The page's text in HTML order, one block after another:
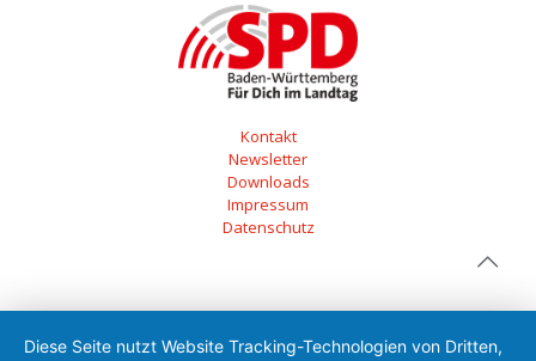
Kontakt
Newsletter
Downloads
Impressum
Datenschutz
Diese Seite nutzt Website Tracking-Technologien von Dritten,